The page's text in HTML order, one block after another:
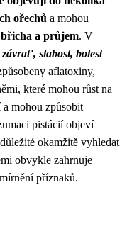
ořechů a mohou
břicha a průjem. V
závrať, slabost, bolest
aflatoxiny,
které mohou růst na
mohou způsobit
pistácií objeví
okamžitě vyhledat
obvykle zahrnuje
příznaků.